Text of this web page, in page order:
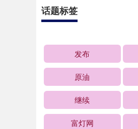
话题标签
发布
原油
继续
富灯网